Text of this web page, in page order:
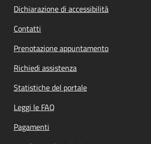
Dichiarazione di accessibilità
Contatti
Prenotazione appuntamento
Richiedi assistenza
Statistiche del portale
Leggi le FAQ
Pagamenti